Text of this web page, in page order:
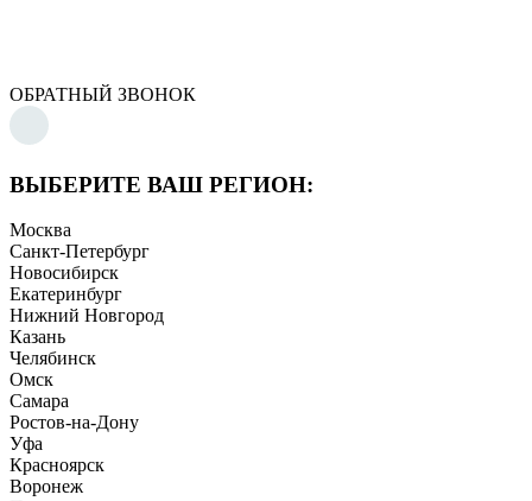
ОБРАТНЫЙ ЗВОНОК
ВЫБЕРИТЕ ВАШ РЕГИОН:
Москва
Санкт-Петербург
Новосибирск
Екатеринбург
Нижний Новгород
Казань
Челябинск
Омск
Самара
Ростов-на-Дону
Уфа
Красноярск
Воронеж